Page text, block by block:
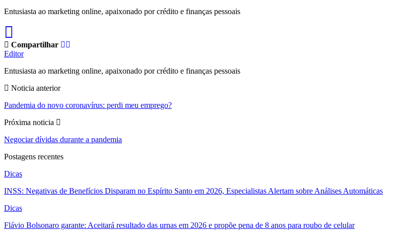
Entusiasta ao marketing online, apaixonado por crédito e finanças pessoais
Compartilhar
Editor
Entusiasta ao marketing online, apaixonado por crédito e finanças pessoais
Noticia anterior
Pandemia do novo coronavírus: perdi meu emprego?
Próxima noticia
Negociar dívidas durante a pandemia
Postagens recentes
Dicas
INSS: Negativas de Benefícios Disparam no Espírito Santo em 2026, Especialistas Alertam sobre Análises Automáticas
Dicas
Flávio Bolsonaro garante: Aceitará resultado das urnas em 2026 e propõe pena de 8 anos para roubo de celular